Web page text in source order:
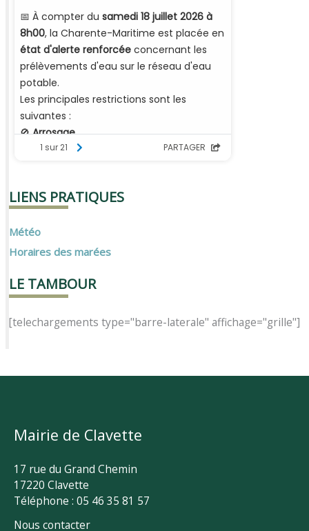
LIENS PRATIQUES
Météo
Horaires des marées
LE TAMBOUR
[telechargements type="barre-laterale" affichage="grille"]
Mairie de Clavette
17 rue du Grand Chemin
17220 Clavette
Téléphone : 05 46 35 81 57
Nous contacter